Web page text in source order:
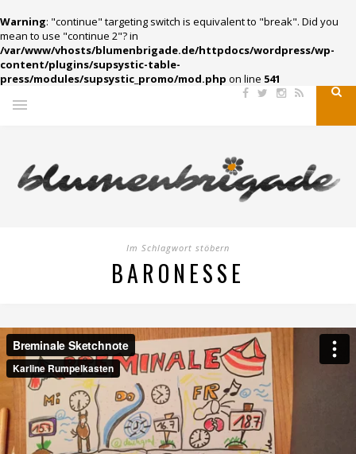
Warning: "continue" targeting switch is equivalent to "break". Did you
mean to use "continue 2"? in
/var/www/vhosts/blumenbrigade.de/httpdocs/wordpress/wp-
content/plugins/supsystic-table-
press/modules/supsystic_promo/mod.php on line 541
Im Schlagwort stöbern
BARONESSE